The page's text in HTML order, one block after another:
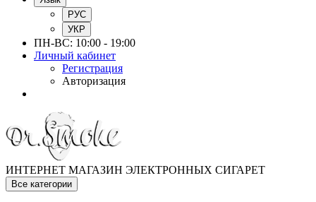
РУС
УКР
ПН-ВС: 10:00 - 19:00
Личный кабинет
Регистрация
Авторизация
ИНТЕРНЕТ МАГАЗИН ЭЛЕКТРОННЫХ СИГАРЕТ
Все категории